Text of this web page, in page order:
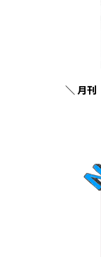
＼ 月刊